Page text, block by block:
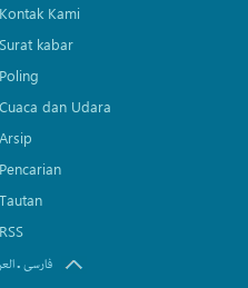
Kontak Kami
Surat kabar
Poling
Cuaca dan Udara
Arsip
Pencarian
Tautan
RSS
.فارسی